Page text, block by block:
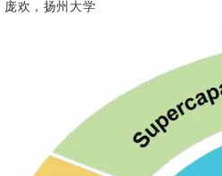
庞欢，扬州大学